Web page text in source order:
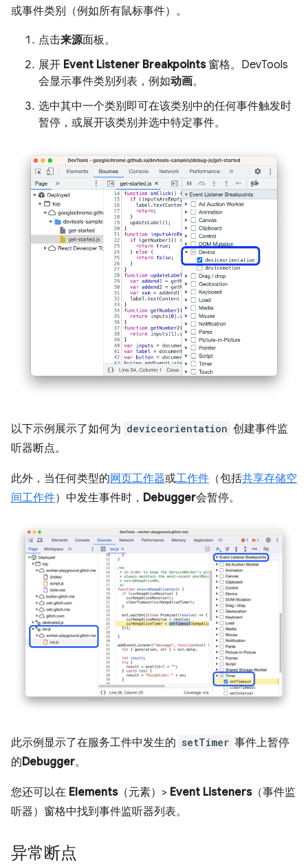
或事件类别（例如所有鼠标事件）。
点击来源面板。
展开 Event Listener Breakpoints窗格。DevTools
会显示事件类别列表，例如动画。
选中其中一个类别即可在该类别中的任何事件触发时
暂停，或展开该类别并选中特定事件。
以下示例展示了如何为 deviceorientation 创建事件监
听器断点。
此外，当任何类型的网页工作器或工作件 （包括共享存储空
间工作件）中发生事件时， Debugger会暂停。
此示例显示了在服务工件中发生的 setTimer 事件上暂停
的Debugger。
您还可以在 Elements（元素）> Event Listeners（事件监
听器）窗格中找到事件监听器列表。
异常断点